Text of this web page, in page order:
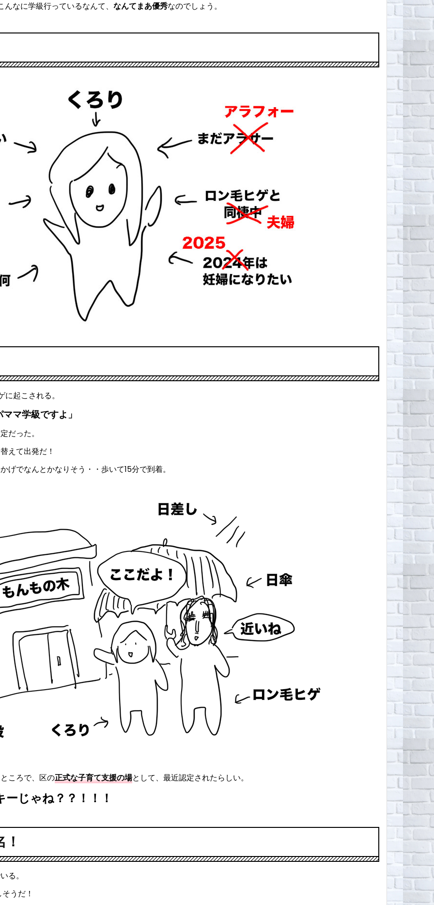
なに学級行っているなんて、 なんてまあ優秀なのでしょう。
起こされる。
マ学級ですよ」
だった。
えて出発だ！
げでなんとかなりそう・・歩いて15分で到着。
ころで、区の正式な子育て支援の場として、最近認定されたらしい。
じゃね？？！！！
る。
うだ！